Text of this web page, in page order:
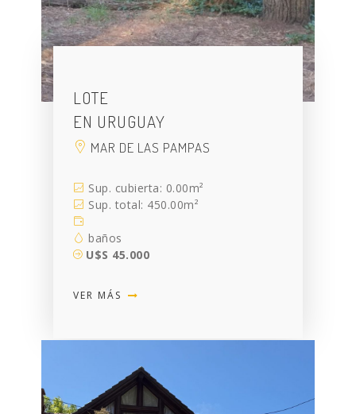
LOTE
EN URUGUAY
MAR DE LAS PAMPAS
Sup. cubierta: 0.00m²
Sup. total: 450.00m²
baños
U$S 45.000
VER MÁS